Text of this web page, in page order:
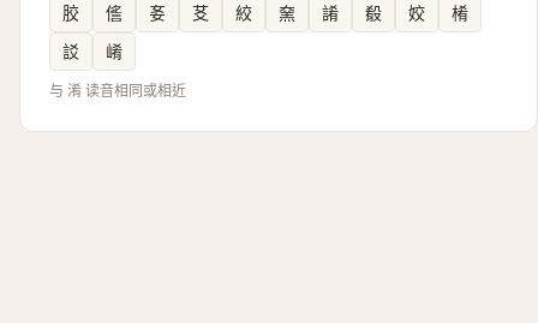
㬵 㑾 㚣 䒝 絞 㚠 誵 殽 姣
㮁
訤
崤
与 淆 读音相同或相近